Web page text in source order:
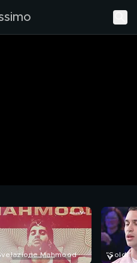
Mahmood "Soldi"